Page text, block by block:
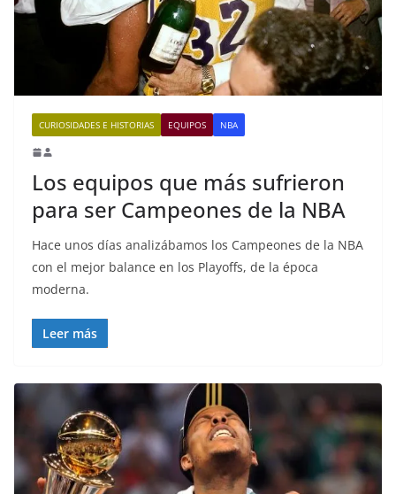
CURIOSIDADES E HISTORIAS EQUIPOS NBA
Los equipos que más sufrieron
para ser Campeones de la NBA
Hace unos días analizábamos los Campeones de la NBA
con el mejor balance en los Playoffs, de la época
moderna.
Leer más